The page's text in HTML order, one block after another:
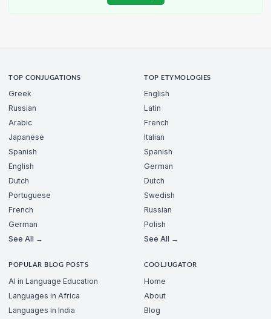
TOP CONJUGATIONS
Greek
Russian
Arabic
Japanese
Spanish
English
Dutch
Portuguese
French
German
See All →
TOP ETYMOLOGIES
English
Latin
French
Italian
Spanish
German
Dutch
Swedish
Russian
Polish
See All →
POPULAR BLOG POSTS
AI in Language Education
Languages in Africa
Languages in India
COOLJUGATOR
Home
About
Blog